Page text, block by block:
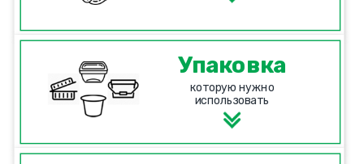
Упаковка
которую нужно
использовать